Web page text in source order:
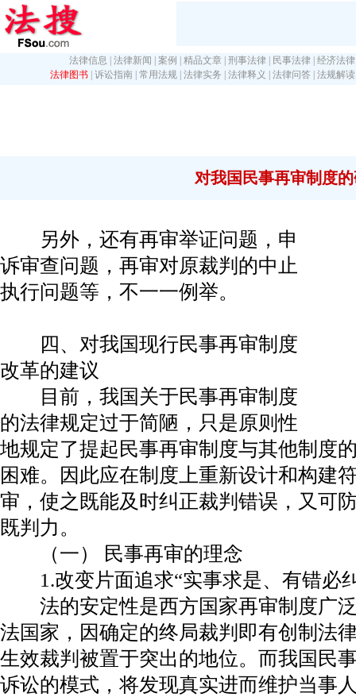
法律信息 法律新闻 案例 精品文章 刑事法律 民事法律 经济法律
法律图书 诉讼指南 常用法规 法律实务 法律释义 法律问答 法规解读
对我国民事再审制度
另外，还有再审举证问题，申
诉审查问题，再审对原裁判的中止
执行问题等，不一一例举。
四、对我国现行民事再审制度
改革的建议
目前，我国关于民事再审制度
的法律规定过于简陋，只是原则性
地规定了提起民事再审制度与其他制度
困难。因此应在制度上重新设计和构建
审，使之既能及时纠正裁判错误，又可
既判力。
（一） 民事再审的理念
1.改变片面追求“实事求是、有错必
法的安定性是西方国家再审制度广泛
法国家，因确定的终局裁判即有创制法
生效裁判被置于突出的地位。而我国民
诉讼的模式，将发现真实进而维护当事